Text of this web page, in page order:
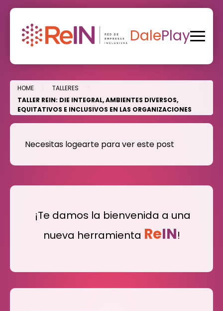
Skip
content
DalePlay
HOME TALLERES
TALLER REIN: DIE INTEGRAL, AMBIENTES DIVERSOS,
EQUITATIVOS E INCLUSIVOS EN LAS ORGANIZACIONES
Necesitas logearte para ver este post
¡Te damos la bienvenida a una
nueva herramienta ReIN!